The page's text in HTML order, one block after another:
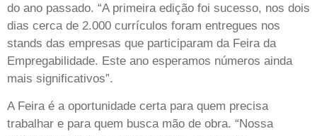
do ano passado. “A primeira edição foi sucesso, nos dois
dias cerca de 2.000 currículos foram entregues nos
stands das empresas que participaram da Feira da
Empregabilidade. Este ano esperamos números ainda
mais significativos”.
A Feira é a oportunidade certa para quem precisa
trabalhar e para quem busca mão de obra. “Nossa